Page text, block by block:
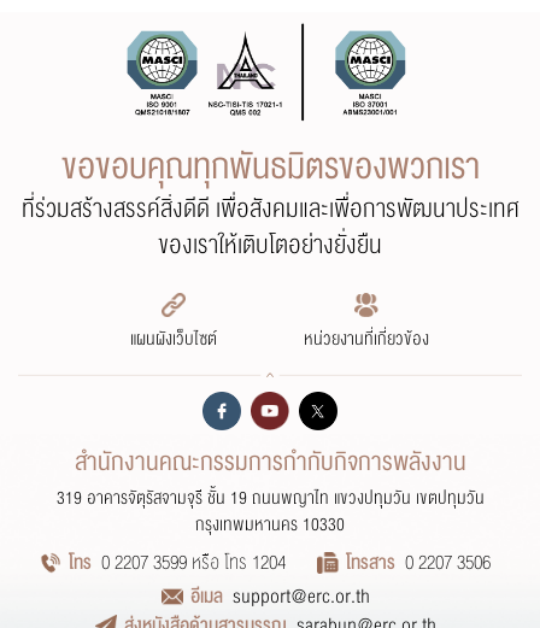
ขอขอบคุณทุกพันธมิตรของพวกเรา
ที่ร่วมสร้างสรรค์สิ่งดีดี เพื่อสังคมและเพื่อการพัฒนาประเทศ
ของเราให้เติบโตอย่างยั่งยืน
แผนผังเว็บไซต์ หน่วยงานที่เกี่ยวข้อง
สำนักงานคณะกรรมการกำกับกิจการพลังงาน
319 อาคารจัตุรัสจามจุรี ชั้น 19 ถนนพญาไท แขวงปทุมวัน เขตปทุมวัน
กรุงเทพมหานคร 10330
โทร 0 2207 3599 หรือ โทร 1204 โทรสาร 0 2207 3506
อีเมล support@erc.or.th